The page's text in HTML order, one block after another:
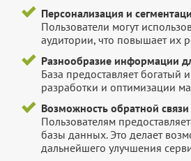
Персонализация и
Пользователи могут
аудитории, что повышает их
Разнообразие информации
База предоставляет
разработки и оптимизации
Возможность обратной связи
Пользователям
базы данных. Это делает
дальнейшего улучшения